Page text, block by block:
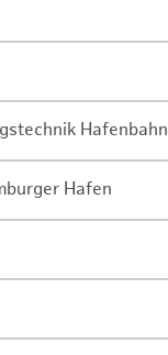
Hafenbahn
Hafen